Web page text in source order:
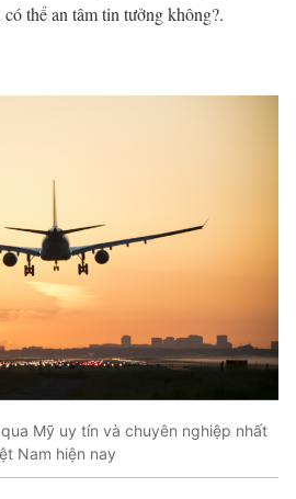
thể an tâm tin tưởng không?.
Mỹ uy tín và chuyên nghiệp nhất
Nam hiện nay